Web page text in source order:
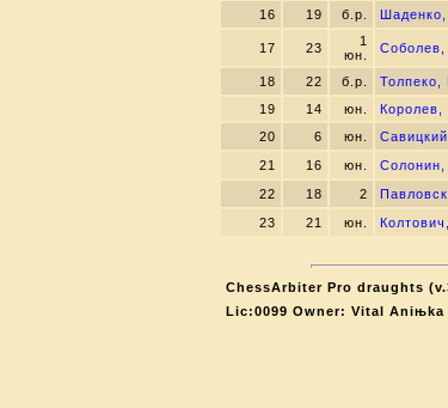
16 19 б.р.
17 23
1
юн.
18 22 б.р.
19
14 юн. Королев,
20
6 юн.
21
16 юн.
22
18 2
23
21 юн.
ChessArbiter Pro draughts
Lic:0099 Owner: Vital Aniњka